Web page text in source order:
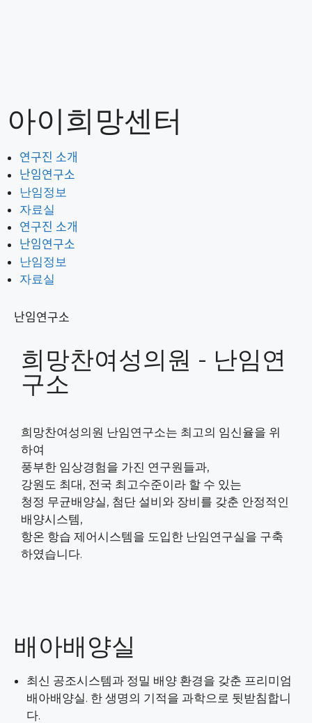
아이희망센터
연구진 소개
난임연구소
난임정보
자료실
연구진 소개
난임연구소
난임정보
자료실
난임연구소
희망찬여성의원 - 난임연
구소
희망찬여성의원 난임연구소는 최고의 임신율을 위
하여
풍부한 임상경험을 가진 연구원들과,
강원도 최대, 전국 최고수준이라 할 수 있는
청정 무균배양실, 첨단 설비와 장비를 갖춘 안정적인
배양시스템,
항온 항습 제어시스템을 도입한 난임연구실을 구축
하였습니다.
배아배양실
최신 공조시스템과 정밀 배양 환경을 갖춘 프리미엄
배아배양실. 한 생명의 기적을 과학으로 뒷받침합니
다.